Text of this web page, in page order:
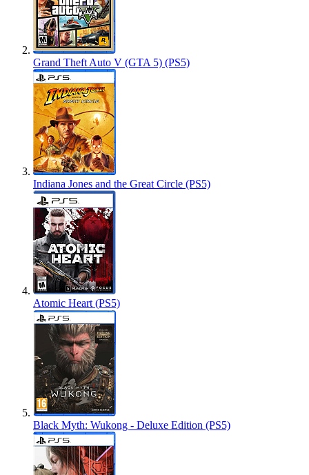
Grand Theft Auto V (GTA 5) (PS5)
Indiana Jones and the Great Circle (PS5)
Atomic Heart (PS5)
Black Myth: Wukong - Deluxe Edition (PS5)